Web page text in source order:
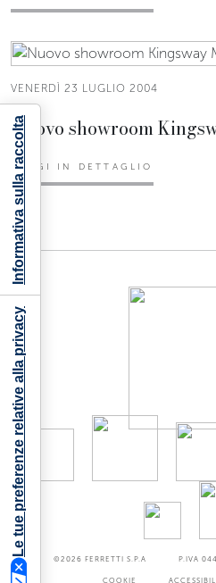
VENERDÌ 23 LUGLIO 2004
Nuovo showroom
LEGGI IN DETTAGLIO
©2026 FERRETTI S.P.A P.IVA
COOKIE
Le tue preferenze relative alla privacy
Informativa sulla raccolta